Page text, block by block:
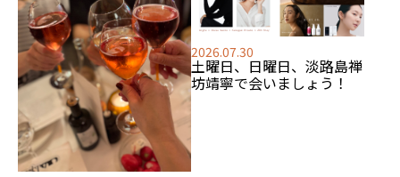
2026.07.30
土曜日、日曜日、淡路島禅
坊靖寧で会いましょう！